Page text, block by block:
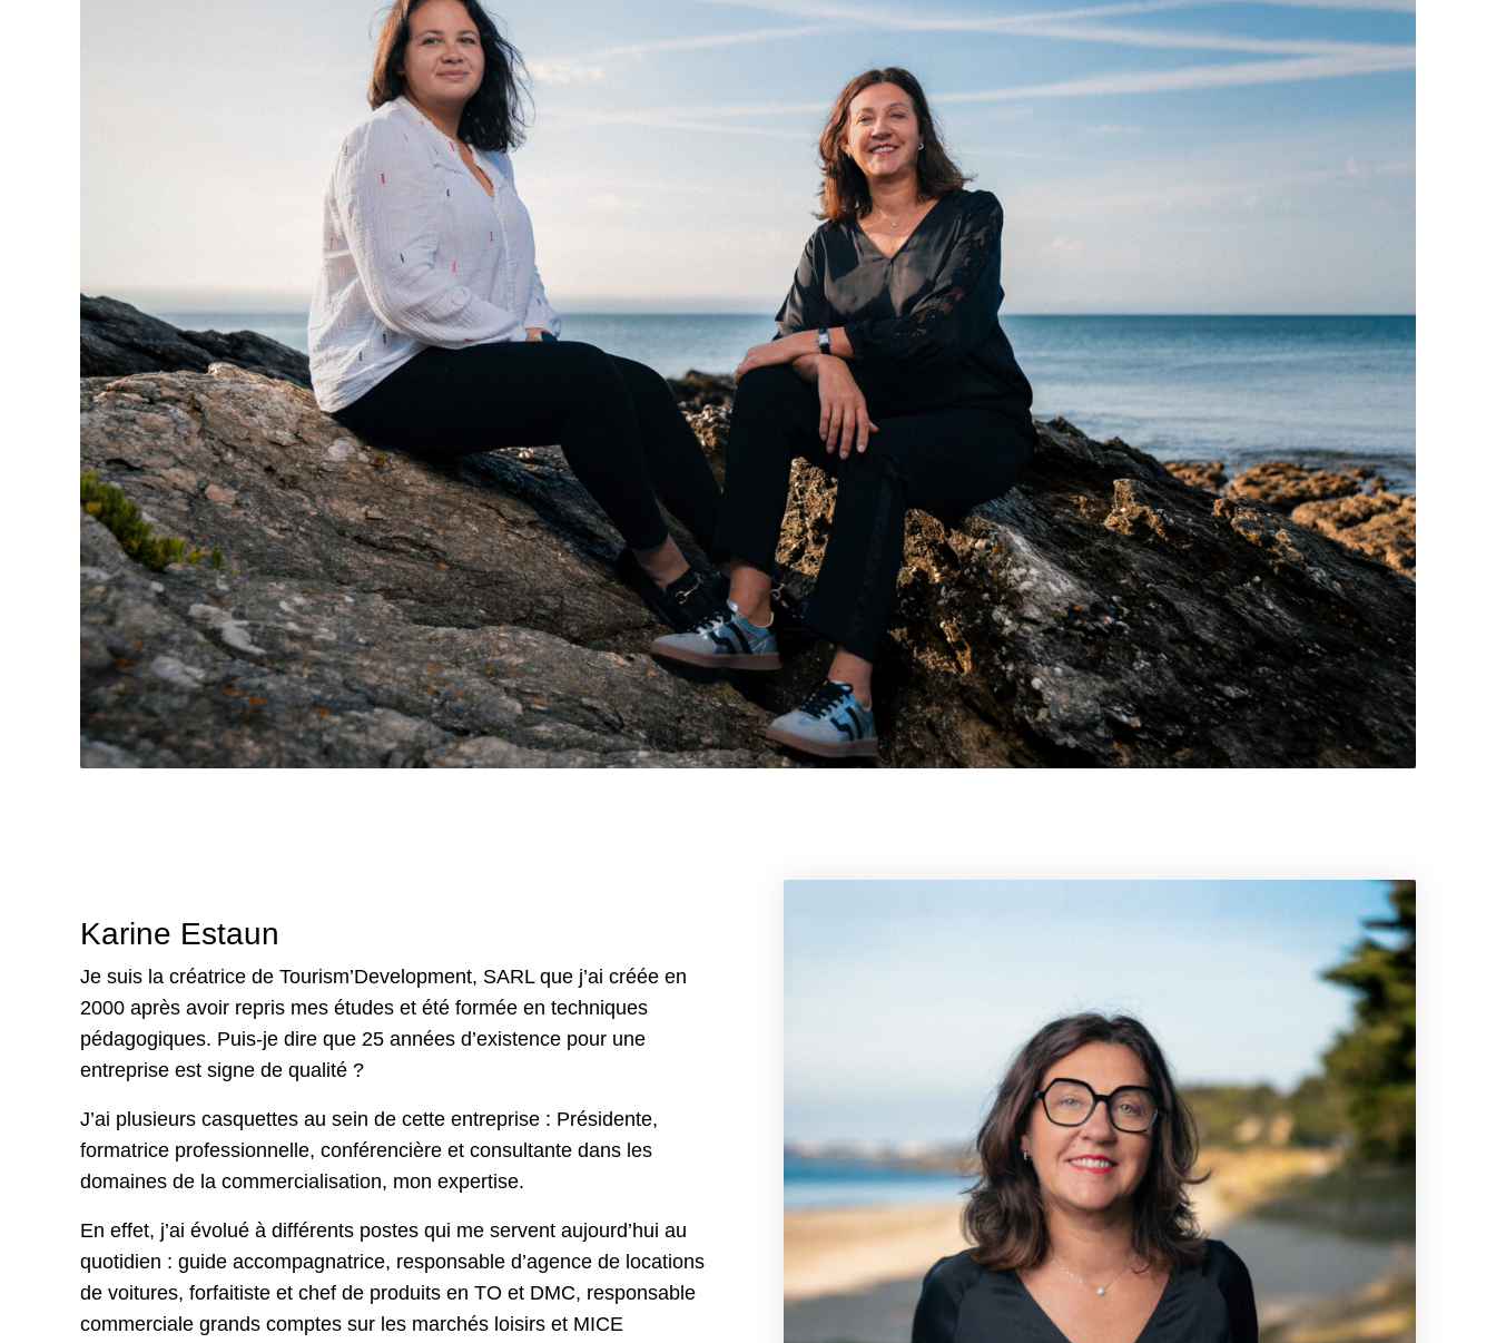
Karine Estaun
Je suis la créatrice de Tourism’Development, SARL que j’ai créée en
2000 après avoir repris mes études et été formée en techniques
pédagogiques. Puis-je dire que 25 années d’existence pour une
entreprise est signe de qualité ?
J’ai plusieurs casquettes au sein de cette entreprise : Présidente,
formatrice professionnelle, conférencière et consultante dans les
domaines de la commercialisation, mon expertise.
En effet, j’ai évolué à différents postes qui me servent aujourd’hui au
quotidien : guide accompagnatrice, responsable d’agence de locations
de voitures, forfaitiste et chef de produits en TO et DMC, responsable
commerciale grands comptes sur les marchés loisirs et MICE